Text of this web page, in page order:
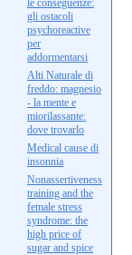
le conseguenze:
gli ostacoli
psychoreactive
per
addormentarsi
Alti Naturale di
freddo: magnesio
- la mente e
miorilassante:
dove trovarlo
Medical cause di
insonnia
Nonassertiveness
training and the
female stress
syndrome: the
high price of
sugar and spice